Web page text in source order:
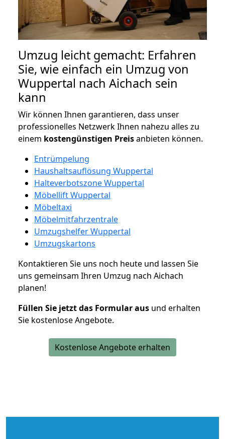
Umzug leicht gemacht: Erfahren
Sie, wie einfach ein Umzug von
Wuppertal nach Aichach sein
kann
Wir können Ihnen garantieren, dass unser
professionelles Netzwerk Ihnen nahezu alles zu
einem kostengünstigen Preisanbieten können.
Entrümpelung
Haushaltsauflösung Wuppertal
Halteverbotszone Wuppertal
Möbellift Wuppertal
Möbeltaxi
Möbelmitfahrzentrale
Umzugshelfer Wuppertal
Umzugskartons
Kontaktieren Sie uns noch heute und lassen Sie
uns gemeinsam Ihren Umzug nach Aichach
planen!
Füllen Sie jetzt das Formular aus und erhalten
Sie kostenlose Angebote.
Kostenlose Angebote erhalten